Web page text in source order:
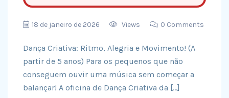
18 de janeiro de 2026 Views 0 Comments
Dança Criativa: Ritmo, Alegria e Movimento! (A
partir de 5 anos) Para os pequenos que não
conseguem ouvir uma música sem começar a
balançar! A oficina de Dança Criativa da […]